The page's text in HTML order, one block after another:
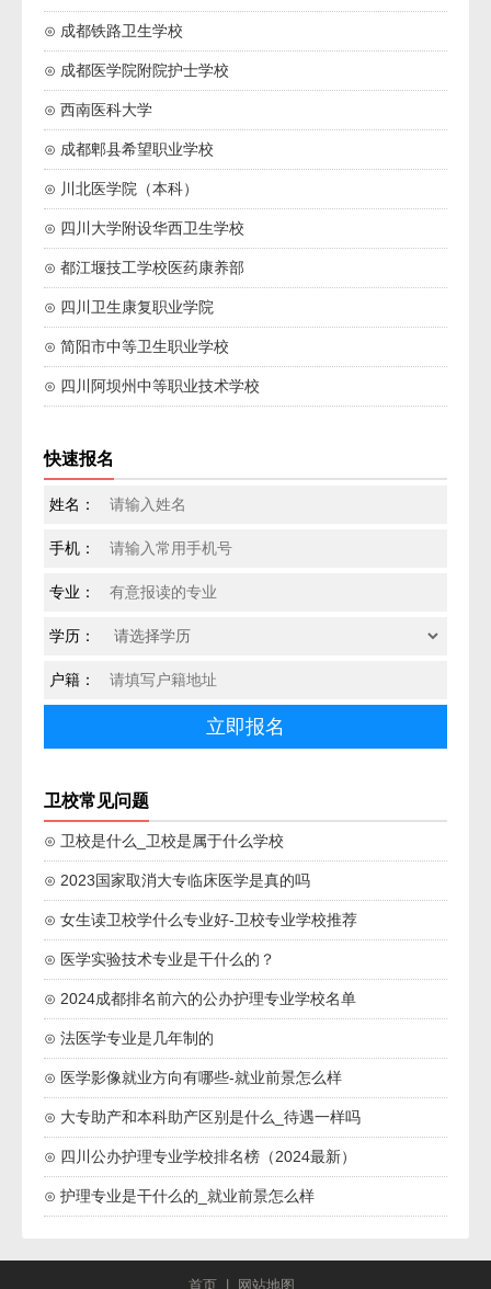
⊙ 成都铁路卫生学校
⊙ 成都医学院附院护士学校
⊙ 西南医科大学
⊙ 成都郫县希望职业学校
⊙ 川北医学院（本科）
⊙ 四川大学附设华西卫生学校
⊙ 都江堰技工学校医药康养部
⊙ 四川卫生康复职业学院
⊙ 简阳市中等卫生职业学校
⊙ 四川阿坝州中等职业技术学校
快速报名
姓名：
手机：
专业：
学历：
户籍：
卫校常见问题
⊙ 卫校是什么_卫校是属于什么学校
⊙ 2023国家取消大专临床医学是真的吗
⊙ 女生读卫校学什么专业好-卫校专业学校推荐
⊙ 医学实验技术专业是干什么的？
⊙ 2024成都排名前六的公办护理专业学校名单
⊙ 法医学专业是几年制的
⊙ 医学影像就业方向有哪些-就业前景怎么样
⊙ 大专助产和本科助产区别是什么_待遇一样吗
⊙ 四川公办护理专业学校排名榜（2024最新）
⊙ 护理专业是干什么的_就业前景怎么样
首页| 网站地图